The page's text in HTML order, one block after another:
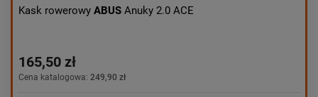
Kask rowerowy ABUS Anuky 2.0 ACE
165,50 zł
Cena katalogowa: 249,90 zł